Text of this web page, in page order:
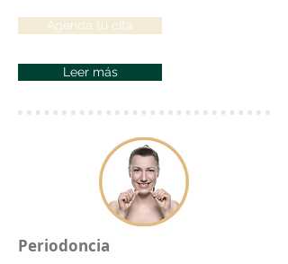
Agenda tu cita
Leer más
Periodoncia